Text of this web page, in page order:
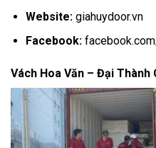
Website:giahuydoor.vn
Facebook:
Vách Hoa Văn – Đại Thành